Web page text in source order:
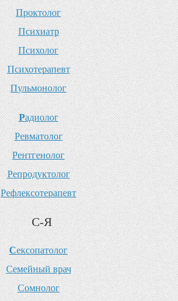
Проктолог
Психиатр
Психолог
Психотерапевт
Пульмонолог
Радиолог
Ревматолог
Рентгенолог
Репродуктолог
Рефлексотерапевт
С-Я
Сексопатолог
Семейный врач
Сомнолог